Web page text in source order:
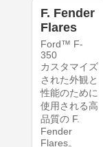
F. Fender
Flares
Ford™ F-
350
カスタマイズ
された外観と
性能のために
使用される高
品質の F.
Fender
Flares。